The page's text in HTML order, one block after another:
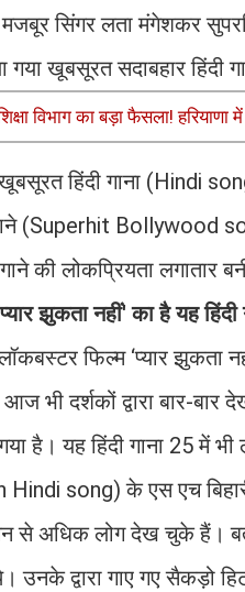
सिंगर लता मंगेशकर
खूबसूरत सदाबहार हिंदी
विभाग का बड़ा फैसला!
हिंदी गाना (Hindi
(Superhit Bollywood
की लोकप्रियता लगातार
झुकता नहीं' का है यह हिंदी
फिल्म ‘प्यार
भी दर्शकों द्वारा बार-
है। यह हिंदी गाना 25 में
song) के एस एच
से अधिक लोग देख चुके हैं।
उनके द्वारा गाए गए सैकड़ो